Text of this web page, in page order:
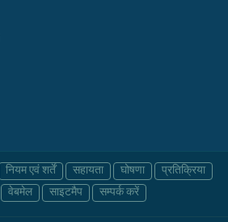
नियम एवं शर्तें सहायता घोषणा
प्रतिक्रिया
वेबमेल साइटमैप सम्पर्क करें